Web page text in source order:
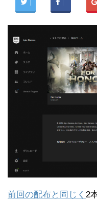
前回の配布と同じく 2